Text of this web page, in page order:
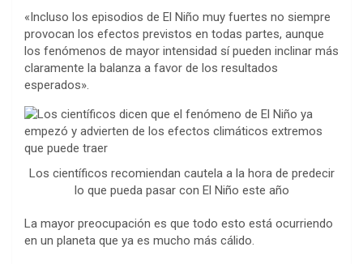
«Incluso los episodios de El Niño muy fuertes no siempre
provocan los efectos previstos en todas partes, aunque
los fenómenos de mayor intensidad sí pueden inclinar más
claramente la balanza a favor de los resultados
esperados».
Los científicos recomiendan cautela a la hora de predecir
lo que pueda pasar con El Niño este año
La mayor preocupación es que todo esto está ocurriendo
en un planeta que ya es mucho más cálido.